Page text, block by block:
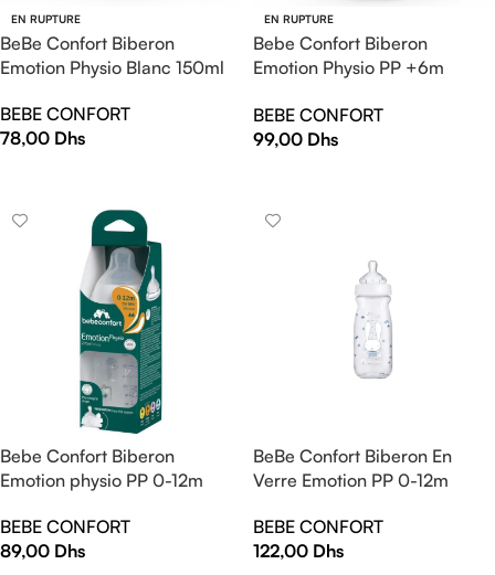
EN RUPTURE
BeBe Confort Biberon
Emotion Physio Blanc 150ml
BEBE CONFORT
78,00 Dhs
EN RUPTURE
Bebe Confort Biberon
Emotion Physio PP +6m
BEBE CONFORT
99,00 Dhs
Bebe Confort Biberon
Emotion physio PP 0-12m
BEBE CONFORT
89,00 Dhs
BeBe Confort Biberon En
Verre Emotion PP 0-12m
BEBE CONFORT
122,00 Dhs